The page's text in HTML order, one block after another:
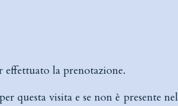
la prenotazione.
questa visita e se non è presente